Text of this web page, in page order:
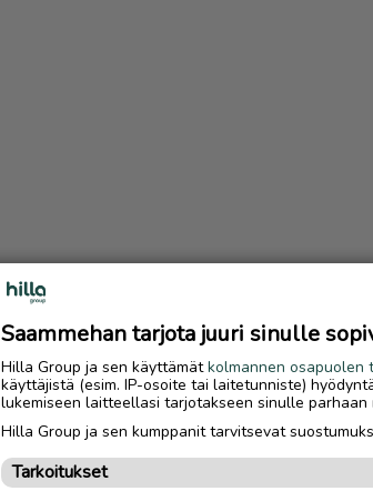
Saammehan tarjota juuri sinulle
Hilla Group ja sen käyttämätkolmannen
käyttäjistä (esim. IP-osoite tai laitetunniste)
lukemiseen laitteellasi tarjotakseen sinulle parhaan
Hilla Group ja sen kumppanit tarvitsevat
Tarkoitukset